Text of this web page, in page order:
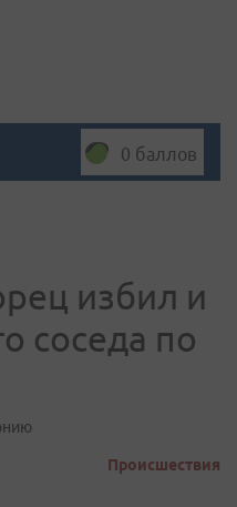
0 баллов
избил и
соседа по
Происшествия